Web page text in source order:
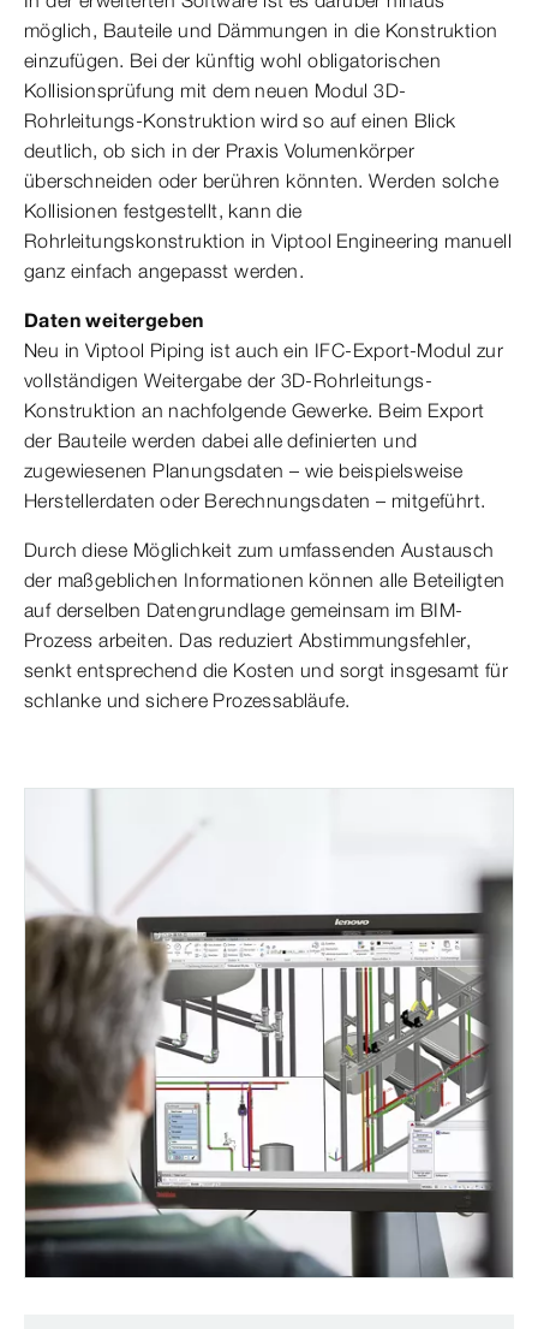
möglich, Bauteile und Dämmungen in die Konstruktion
einzufügen. Bei der künftig wohl obligatorischen
Kollisionsprüfung mit dem neuen Modul 3D-
Rohrleitungs-Konstruktion wird so auf einen Blick
deutlich, ob sich in der Praxis Volumenkörper
überschneiden oder berühren könnten. Werden solche
Kollisionen festgestellt, kann die
Rohrleitungskonstruktion in Viptool Engineering manuell
ganz einfach angepasst werden.
Daten weitergeben
Neu in Viptool Piping ist auch ein IFC-Export-Modul zur
vollständigen Weitergabe der 3D-Rohrleitungs-
Konstruktion an nachfolgende Gewerke. Beim Export
der Bauteile werden dabei alle definierten und
zugewiesenen Planungsdaten – wie beispielsweise
Herstellerdaten oder Berechnungsdaten – mitgeführt.
Durch diese Möglichkeit zum umfassenden Austausch
der maßgeblichen Informationen können alle Beteiligten
auf derselben Datengrundlage gemeinsam im BIM-
Prozess arbeiten. Das reduziert Abstimmungsfehler,
senkt entsprechend die Kosten und sorgt insgesamt für
schlanke und sichere Prozessabläufe.